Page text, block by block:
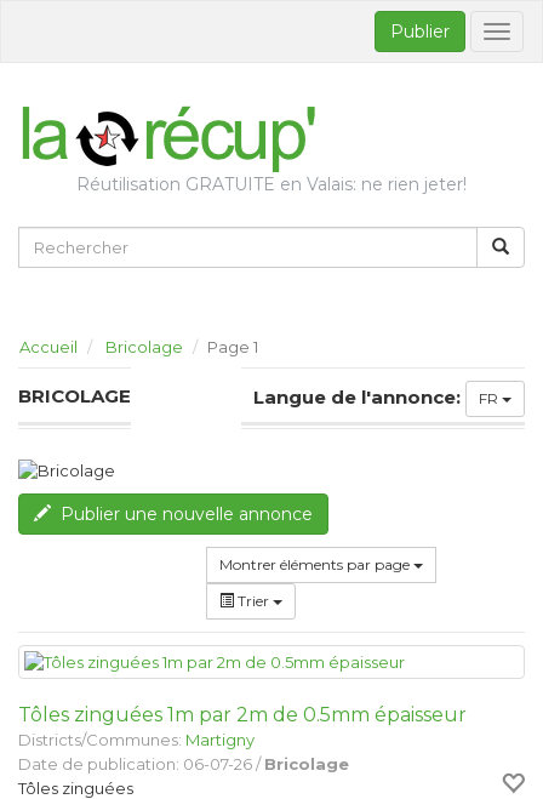
Publier
Réutilisation GRATUITE en Valais: ne rien jeter!
Accueil Bricolage Page 1
BRICOLAGE Langue de l'annonce: FR
Publier une nouvelle annonce
Montrer éléments par page
Trier
Tôles zinguées 1m par 2m de 0.5mm épaisseur
Districts/Communes: Martigny
Date de publication: 06-07-26 /Bricolage
Tôles zinguées